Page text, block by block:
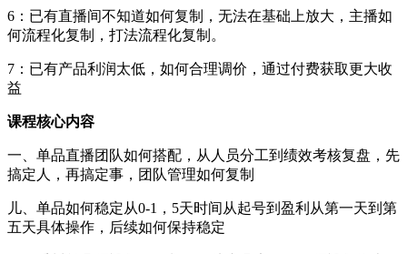
6：已有直播间不知道如何复制，无法在基础上放大，主播如
何流程化复制，打法流程化复制。
7：已有产品利润太低，如何合理调价，通过付费获取更大收
益
课程核心内容
一、单品直播团队如何搭配，从人员分工到绩效考核复盘，先
搞定人，再搞定事，团队管理如何复制
儿、单品如何稳定从0-1，5天时间从起号到盈利从第一天到第
五天具体操作，后续如何保持稳定